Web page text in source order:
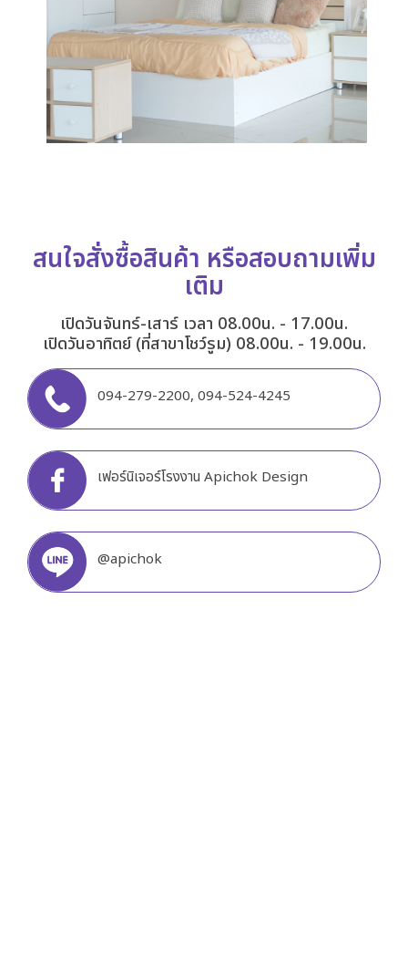
สนใจสั่งซื้อสินค้า หรือสอบถามเพิ่ม
เติม
เปิดวันจันทร์-เสาร์ เวลา 08.00น. - 17.00น.
เปิดวันอาทิตย์ (ที่สาขาโชว์รูม) 08.00น. - 19.00น.
094-279-2200, 094-524-4245
เฟอร์นิเจอร์โรงงาน Apichok Design
@apichok